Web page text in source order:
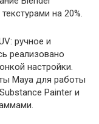
на 20%.
ручное и
реализовано
настройки.
Maya для работы
Painter и